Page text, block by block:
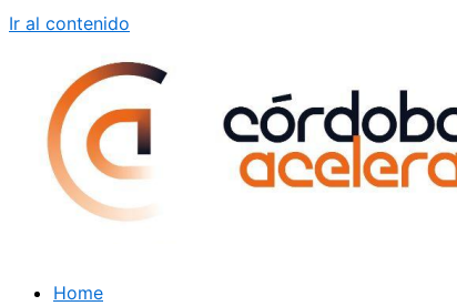
Ir al contenido
Home